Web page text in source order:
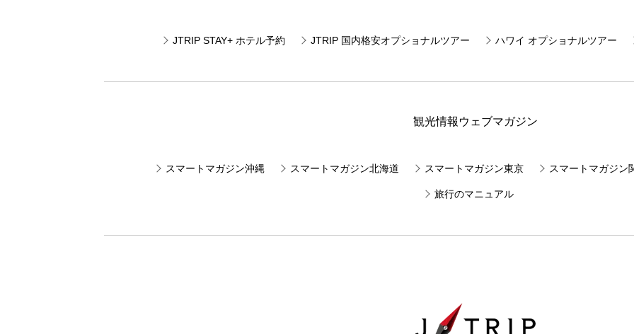
JTRIP STAY+ ホテル予約 JTRIP 国内格安オプショナルツアー ハワイ オプショナルツアー
観光情報ウェブマガジン
スマートマガジン沖縄 スマートマガジン北海道 スマートマガジン東京 スマートマガジン
旅行のマニュアル